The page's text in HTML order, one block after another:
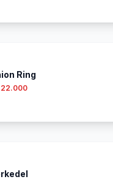
Ring
22.000